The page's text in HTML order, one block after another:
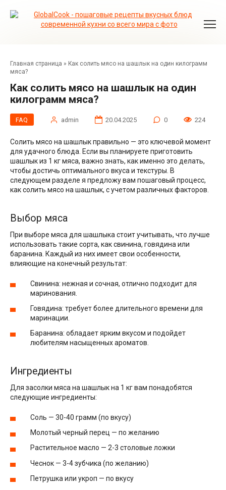
Главная страница » Как солить мясо на шашлык на один килограмм
мяса?
Как солить мясо на шашлык на один
килограмм мяса?
FAQ admin 20.04.2025 0 224
Солить мясо на шашлык правильно — это ключевой момент
для удачного блюда. Если вы планируете приготовить
шашлык из 1 кг мяса, важно знать, как именно это делать,
чтобы достичь оптимального вкуса и текстуры. В
следующем разделе я предложу вам пошаговый процесс,
как солить мясо на шашлык, с учетом различных факторов.
Выбор мяса
При выборе мяса для шашлыка стоит учитывать, что лучше
использовать такие сорта, как свинина, говядина или
баранина. Каждый из них имеет свои особенности,
влияющие на конечный результат:
Свинина: нежная и сочная, отлично подходит для
маринования.
Говядина: требует более длительного времени для
маринации.
Баранина: обладает ярким вкусом и подойдет
любителям насыщенных ароматов.
Ингредиенты
Для засолки мяса на шашлык на 1 кг вам понадобятся
следующие ингредиенты:
Соль — 30-40 грамм (по вкусу)
Молотый черный перец — по желанию
Растительное масло — 2-3 столовые ложки
Чеснок — 3-4 зубчика (по желанию)
Петрушка или укроп — по вкусу